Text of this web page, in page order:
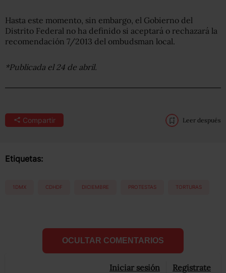
Hasta este momento, sin embargo, el Gobierno del
Distrito Federal no ha definido si aceptará o rechazará la
recomendación 7/2013 del ombudsman local.
*Publicada el 24 de abril.
Compartir Leer después
Etiquetas:
1DMX CDHDF DICIEMBRE PROTESTAS TORTURAS
OCULTAR COMENTARIOS
Iniciar sesión Registrate